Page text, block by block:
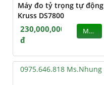
Máy đo tỷ trọng tự động
Kruss DS7800
230,000,000
đ
MUA
0975.646.818 Ms.Nhung